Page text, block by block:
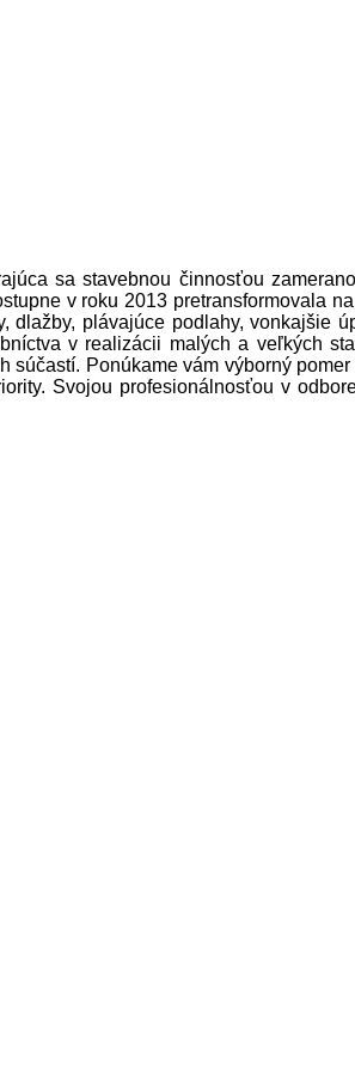
sa stavebnou činnosťou
v roku 2013 pretransformovala
dlažby, plávajúce podlahy, vonkajšie
v realizácii malých a veľkých
Ponúkame vám výborný
Svojou profesionálnosťou v